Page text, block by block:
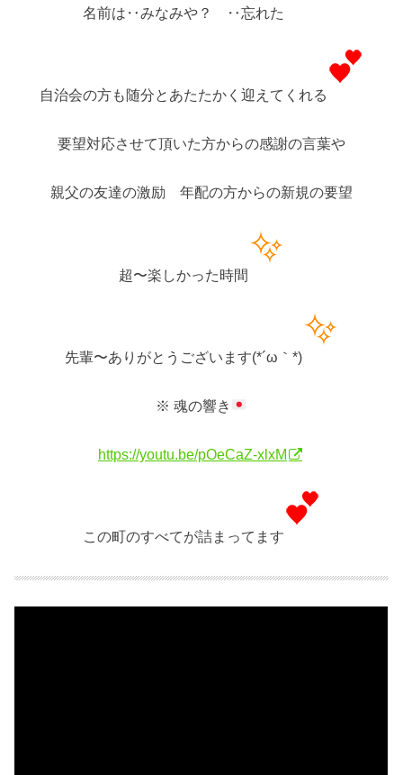
名前は‥みなみや？ ‥忘れた
自治会の方も随分とあたたかく迎えてくれる
要望対応させて頂いた方からの感謝の言葉や
親父の友達の激励 年配の方からの新規の要望
超〜楽しかった時間
先輩〜ありがとうございます(*´ω｀*)
※ 魂の響き
https://youtu.be/pOeCaZ-xlxM
この町のすべてが詰まってます